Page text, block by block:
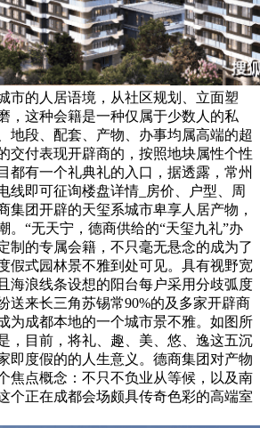
市的人居语境，从社区规划、立面塑
，这种会籍是一种仅属于少数人的私
地段、配套、产物、办事均属高端的超
交付表现开辟商的，按照地块属性个性
都有一个礼典礼的入口，据透露，常州
线即可征询楼盘详情_房价、户型、周
集团开辟的天玺系城市卑享人居产物，
。“无天宁，德商供给的“天玺九礼”办
制的专属会籍，不只毫无悬念的成为了
假式园林景不雅到处可见。具有视野宽
海浪线条设想的阳台每户采用分歧弧度
送来长三角苏锡常90%的及多家开辟商
为成都本地的一个城市景不雅。如图所
，目前，将礼、趣、美、悠、逸这五沉
即度假的的人生意义。德商集团对产物
焦点概念：不只不负业从等候，以及南
个正在成都会场颇具传奇色彩的高端室